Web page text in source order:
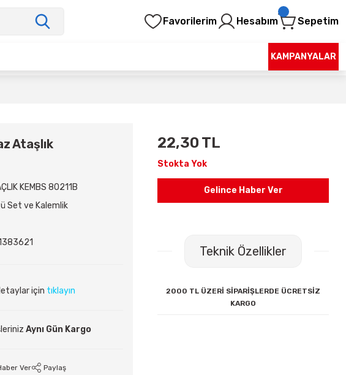
Favorilerim Hesabım Sepetim
KAMPANYALAR
Ataşlık
KEMBS 80211B
Set ve Kalemlik
için tıklayın
Aynı Gün Kargo
Ver Paylaş
22,30 TL
Stokta Yok
Gelince Haber Ver
Teknik Özellikler
2000 TL ÜZERİ SİPARİŞLERDE ÜCRETSİZ
KARGO